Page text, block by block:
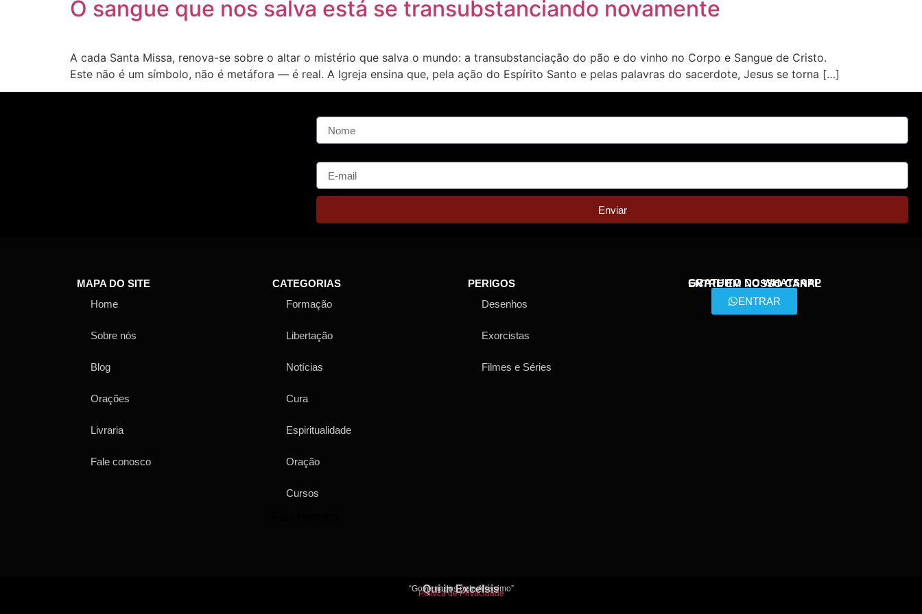
O sangue que nos salva está se transubstanciando novamente
A cada Santa Missa, renova-se sobre o altar o mistério que salva o mundo: a transubstanciação do pão e do vinho no Corpo e Sangue de Cristo.
Este não é um símbolo, não é metáfora — é real. A Igreja ensina que, pela ação do Espírito Santo e pelas palavras do sacerdote, Jesus se torna […]
Enviar
MAPA DO SITE
Home
Sobre nós
Blog
Orações
Livraria
Fale conosco
CATEGORIAS
Formação
Libertação
Notícias
Cura
Espiritualidade
Oração
Cursos
PERIGOS
Desenhos
Exorcistas
Filmes e Séries
ENTRE EM NOSSO CANAL
GRATUITO DO WHATSAPP
ENTRAR
Qui in Excelsis
“Governados pelo Altíssimo”
Política de Privacidade